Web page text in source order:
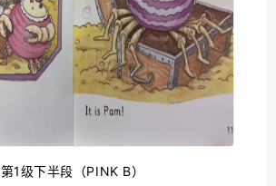
第1级下半段（PINK B）